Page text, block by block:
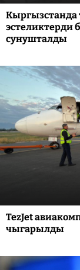
эстеликтерди
сунушталды
TezJet
чыгарылды